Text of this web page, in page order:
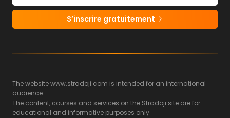
S’inscrire gratuitement
The website www.stradoji.com is intended for an international
audience.
The content, courses and services on the Stradoji site are for
educational and informative purposes only.